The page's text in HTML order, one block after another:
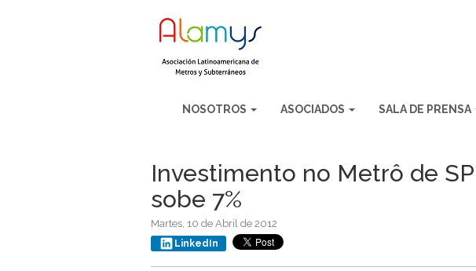
NOSOTROS ASOCIADOS SALA DE PRENSA
Investimento no Metrô de
sobe 7%
Martes, 10 de Abril de 2012
LinkedIn